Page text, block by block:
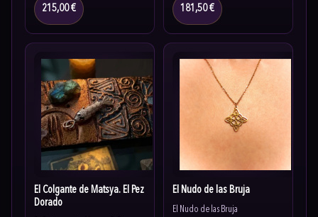
215,00 € 181,50 €
El Colgante de Matsya. El Pez
Dorado
El Nudo de las Bruja
El Nudo de las Bruja